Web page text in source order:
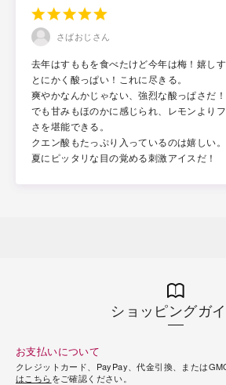
さばおじさん
去年はすももを食べたけど今年は梅！嬉しす
とにかく酸っぱい！これに尽きる。
爽やかなんかじゃない、強烈な酸っぱさだ！
でも甘みもほのかに感じられ、レモンより
さを堪能できる。
クエン酸もたっぷり入っているのは嬉しい。
夏にピッタリな目の覚める刺激アイスだ！
ショッピングガ
お支払いについて
クレジットカード、PayPay、代金引換、または
はこちらをご確認ください。